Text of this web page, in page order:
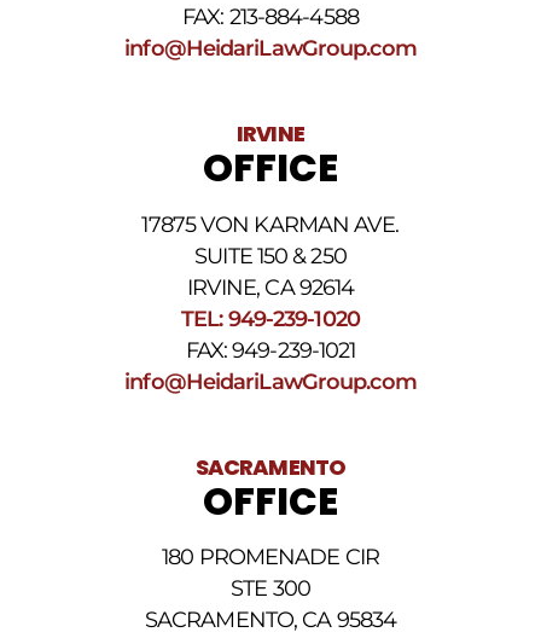
FAX: 213-884-4588
info@HeidariLawGroup.com
IRVINE
OFFICE
17875 VON KARMAN AVE.
SUITE 150 & 250
IRVINE, CA 92614
TEL: 949-239-1020
FAX: 949-239-1021
info@HeidariLawGroup.com
SACRAMENTO
OFFICE
180 PROMENADE CIR
STE 300
SACRAMENTO, CA 95834